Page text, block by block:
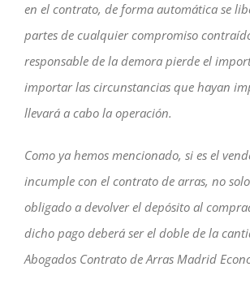
en el contrato, de forma automática se
partes de cualquier compromiso
responsable de la demora pierde el
importar las circunstancias que hayan
llevará a cabo la operación.
Como ya hemos mencionado, si es el
incumple con el contratode arras, no
obligado a devolver el depósito al
dicho pago deberá ser el doble de la
Abogados Contrato de Arras Madrid